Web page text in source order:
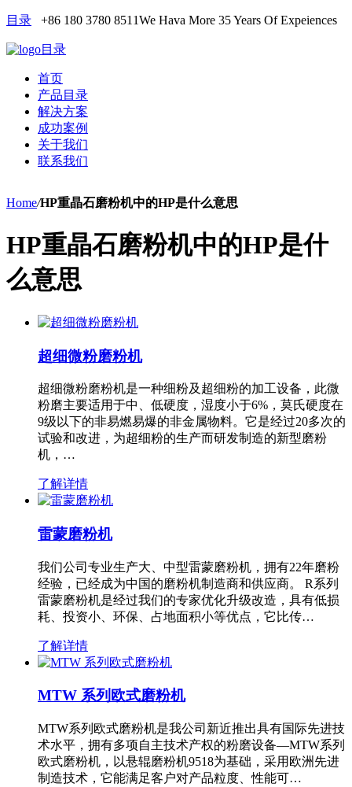
目录 +86 180 3780 8511We Hava More 35 Years Of Expeiences
目录
首页
产品目录
解决方案
成功案例
关于我们
联系我们
Home/HP重晶石磨粉机中的HP是什么意思
HP重晶石磨粉机中的HP是什
么意思
超细微粉磨粉机
超细微粉磨粉机是一种细粉及超细粉的加工设备，此微
粉磨主要适用于中、低硬度，湿度小于6%，莫氏硬度在
9级以下的非易燃易爆的非金属物料。它是经过20多次的
试验和改进，为超细粉的生产而研发制造的新型磨粉
机，…
了解详情
雷蒙磨粉机
我们公司专业生产大、中型雷蒙磨粉机，拥有22年磨粉
经验，已经成为中国的磨粉机制造商和供应商。 R系列
雷蒙磨粉机是经过我们的专家优化升级改造，具有低损
耗、投资小、环保、占地面积小等优点，它比传…
了解详情
MTW 系列欧式磨粉机
MTW系列欧式磨粉机是我公司新近推出具有国际先进技
术水平，拥有多项自主技术产权的粉磨设备—MTW系列
欧式磨粉机，以悬辊磨粉机9518为基础，采用欧洲先进
制造技术，它能满足客户对产品粒度、性能可…